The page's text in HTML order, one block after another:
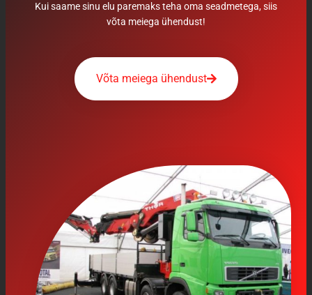
Kui saame sinu elu paremaks teha oma seadmetega, siis
võta meiega ühendust!
Võta meiega ühendust